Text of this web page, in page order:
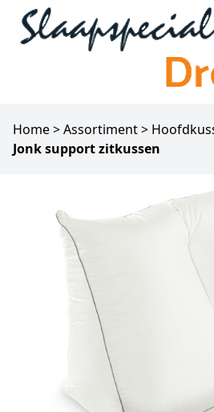
Home>Assortiment>
Jonk support zitkussen